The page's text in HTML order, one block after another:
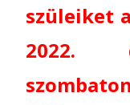
szüleiket
2022.